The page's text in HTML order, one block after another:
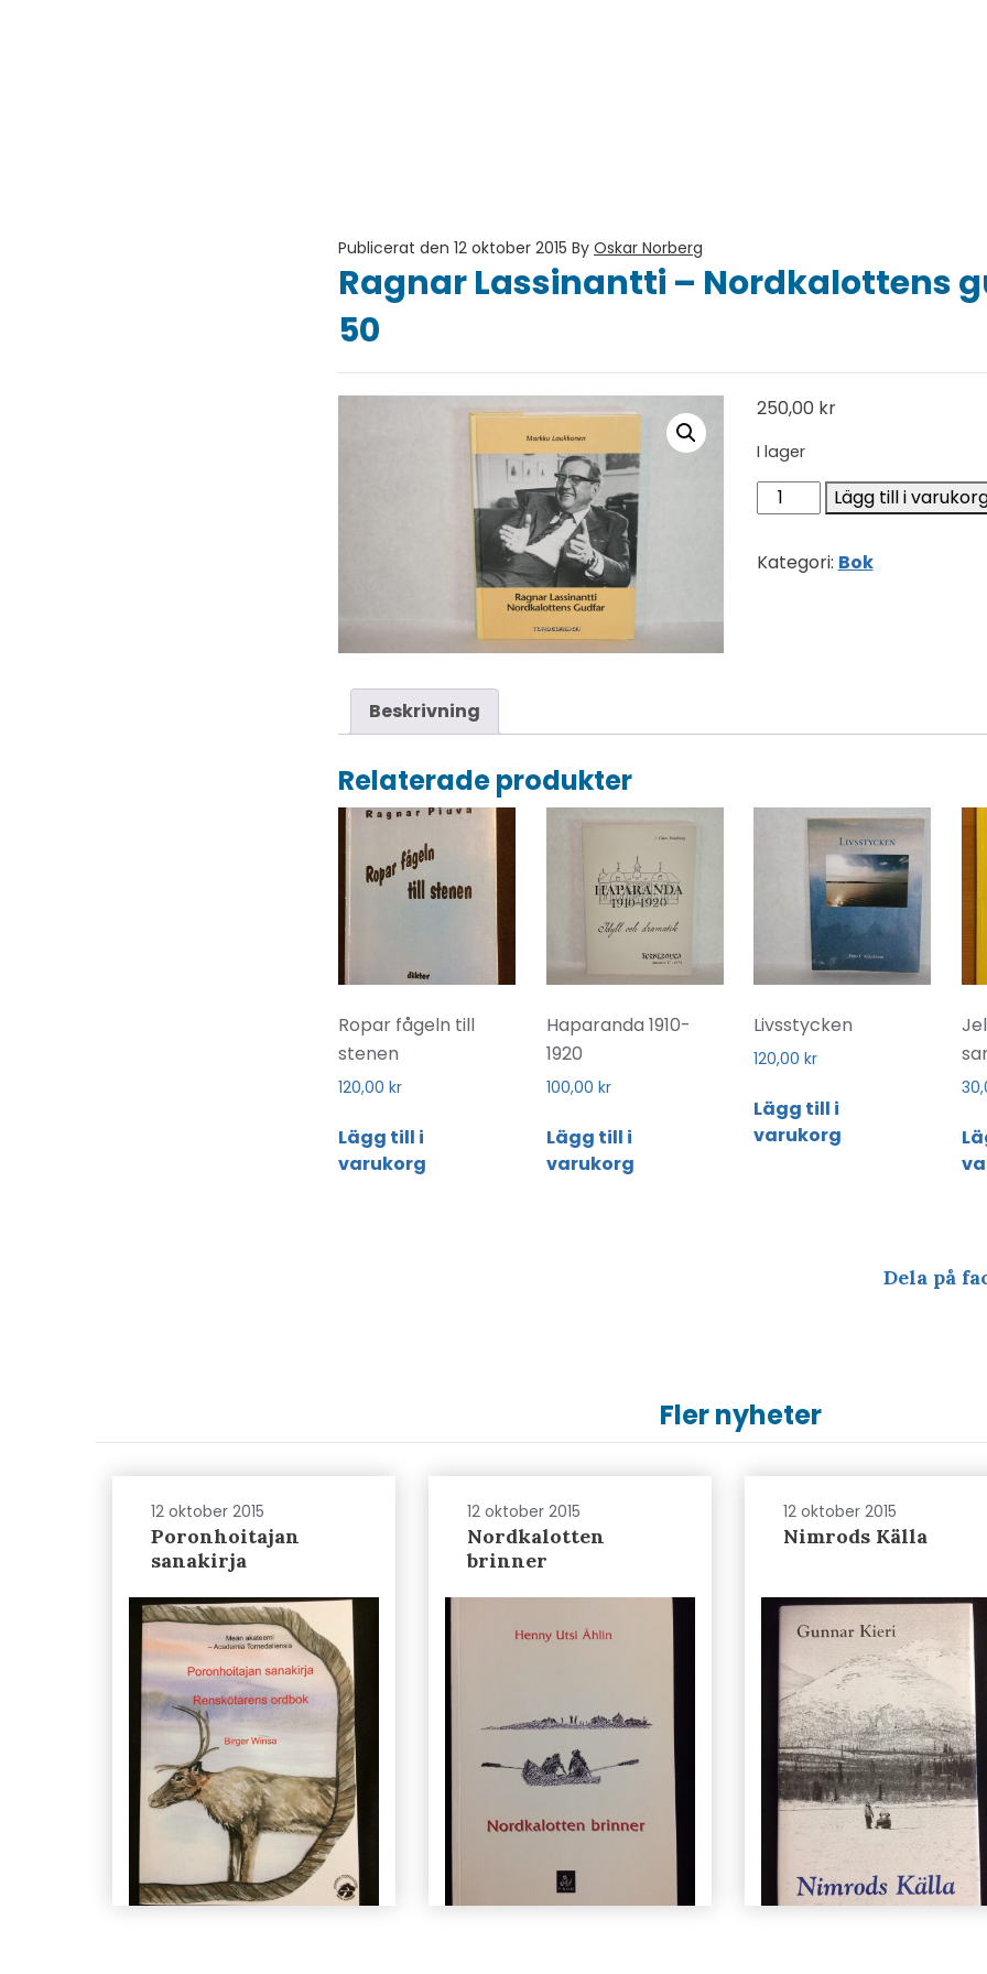
Publicerat den 12 oktober 2015 By Oskar Norberg
Ragnar Lassinantti – Nordkalottens
50
250,00 kr
I lager
Ragnar Lassinantti -
Lägg till i
Kategori: Bok
Beskrivning
Relaterade produkter
Ropar fågeln till
stenen
120,00 kr
Lägg till i
varukorg
Haparanda 1910-
1920
100,00 kr
Lägg till i
varukorg
Livsstycken
120,00kr
Lägg till i
varukorg
Dela på
Fler nyheter
12 oktober 2015
Poronhoitajan
sanakirja
12 oktober 2015
Nordkalotten
brinner
12 oktober 2015
Nimrods Källa